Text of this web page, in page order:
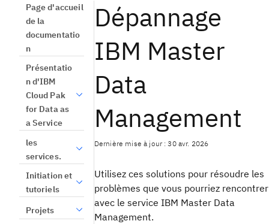
Page d'accueil
de la
documentatio
n
Présentatio
n d'IBM
Cloud Pak
for Data as
a Service
les
services.
Initiation et
tutoriels
Projets
Dépannage
IBM Master
Data
Management
Dernière mise à jour : 30 avr. 2026
Utilisez ces solutions pour résoudre les
problèmes que vous pourriez rencontrer
avec le service IBM Master Data
Management.